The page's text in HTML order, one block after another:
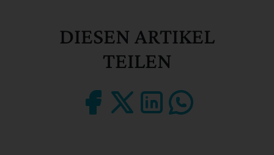
DIESEN ARTIKEL
TEILEN